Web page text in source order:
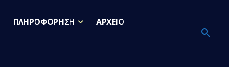
ΠΛΗΡΟΦΟΡΗΣΗ ΑΡΧΕΙΟ